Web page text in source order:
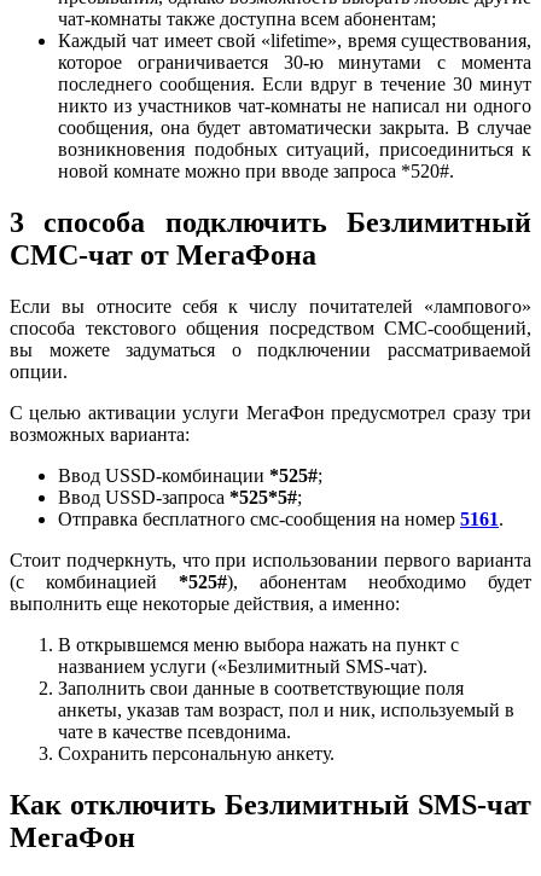
чат-комнаты также доступна всем абонентам;
Каждый чат имеет свой «lifetime», время существования,
которое ограничивается 30-ю минутами с момента
последнего сообщения. Если вдруг в течение 30 минут
никто из участников чат-комнаты не написал ни одного
сообщения, она будет автоматически закрыта. В случае
возникновения подобных ситуаций, присоединиться к
новой комнате можно при вводе запроса *520#.
3 способа подключить Безлимитный
СМС-чат от МегаФона
Если вы относите себя к числу почитателей «лампового»
способа текстового общения посредством СМС-сообщений,
вы можете задуматься о подключении рассматриваемой
опции.
С целью активации услуги МегаФон предусмотрел сразу три
возможных варианта:
Ввод USSD-комбинации *525#;
Ввод USSD-запроса *525*5#;
Отправка бесплатного смс-сообщения на номер 5161.
Стоит подчеркнуть, что при использовании первого варианта
(с комбинацией *525#), абонентам необходимо будет
выполнить еще некоторые действия, а именно:
В открывшемся меню выбора нажать на пункт с
названием услуги («Безлимитный SMS-чат).
Заполнить свои данные в соответствующие поля
анкеты, указав там возраст, пол и ник, используемый в
чате в качестве псевдонима.
Сохранить персональную анкету.
Как отключить Безлимитный SMS-чат
МегаФон